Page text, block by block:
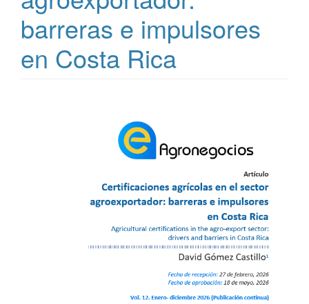
barreras e impulsores
en Costa Rica